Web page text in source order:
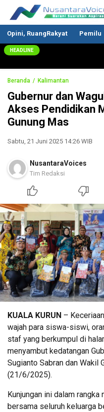
Nusantaravoices.id
Berani Suarakan Aspirasimu
Opini, RuangRakyat Pemilu
HEADLINE
Beranda Kalimantan
Gubernur dan
Akses Pendidikan
Gunung Mas
Sabtu, 21 Juni 2025 14:26 WIB
NusantaraVoices
Tim Redaksi
KUALA KURUN –
wajah para siswa-siswi,
staf yang berkumpul di
menyambut kedatangan
Sugianto Sabran dan Wakil
(21/6/2025).
Kunjungan ini dalam
bersama seluruh keluarga